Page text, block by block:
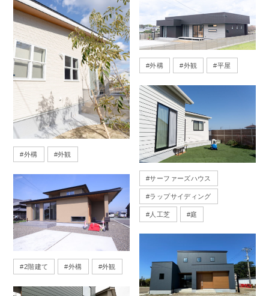
#外構 #外観
#2階建て #外構 #外観
#外構 #外観 #平屋
#サーファーズハウス
#ラップサイディング
# 人工芝 #庭